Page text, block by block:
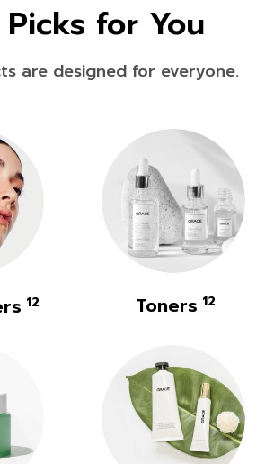
for You
are designed for everyone.
12 Toners 12